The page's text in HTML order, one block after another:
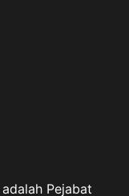
Pejabat